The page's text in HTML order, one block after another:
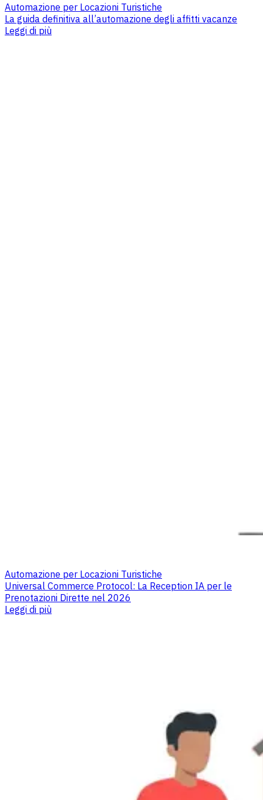
Automazione per Locazioni Turistiche
La guida definitiva all’automazione degli affitti vacanze
Leggi di più
Automazione per Locazioni Turistiche
Universal Commerce Protocol: La Reception IA per le
Prenotazioni Dirette nel 2026
Leggi di più